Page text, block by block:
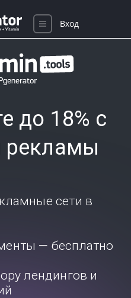
до 18% с
рекламы
сети в
— бесплатно
лендингов и
Вход